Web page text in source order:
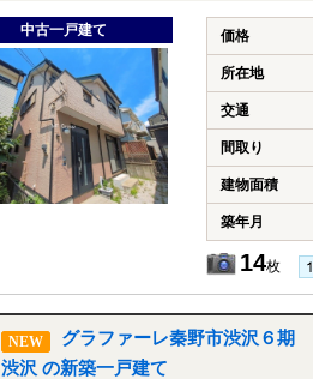
中古一戸建て 価格
所在地
交通
間取り
建物面積
築年月
14枚
NEW
グラファーレ秦野市渋沢６
渋沢 の新築一戸建て